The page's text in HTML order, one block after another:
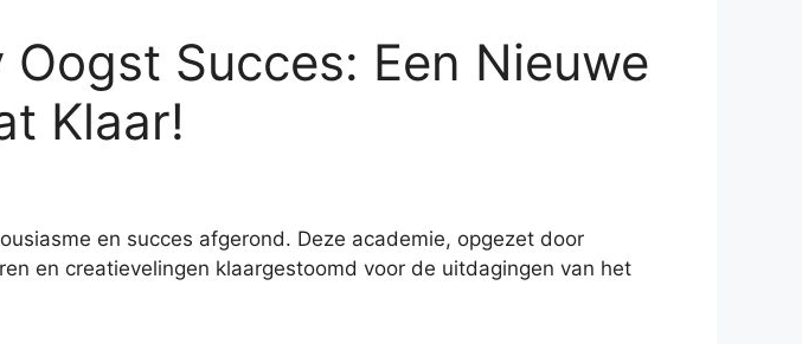
Succes: Een Nieuwe
Klaar!
en succes afgerond. Deze academie, opgezet door
en creatievelingen klaargestoomd voor de uitdagingen van het